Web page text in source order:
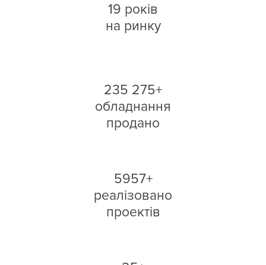
19 років
на ринку
235 275+
обладнання
продано
5957+
реалізовано
проектів